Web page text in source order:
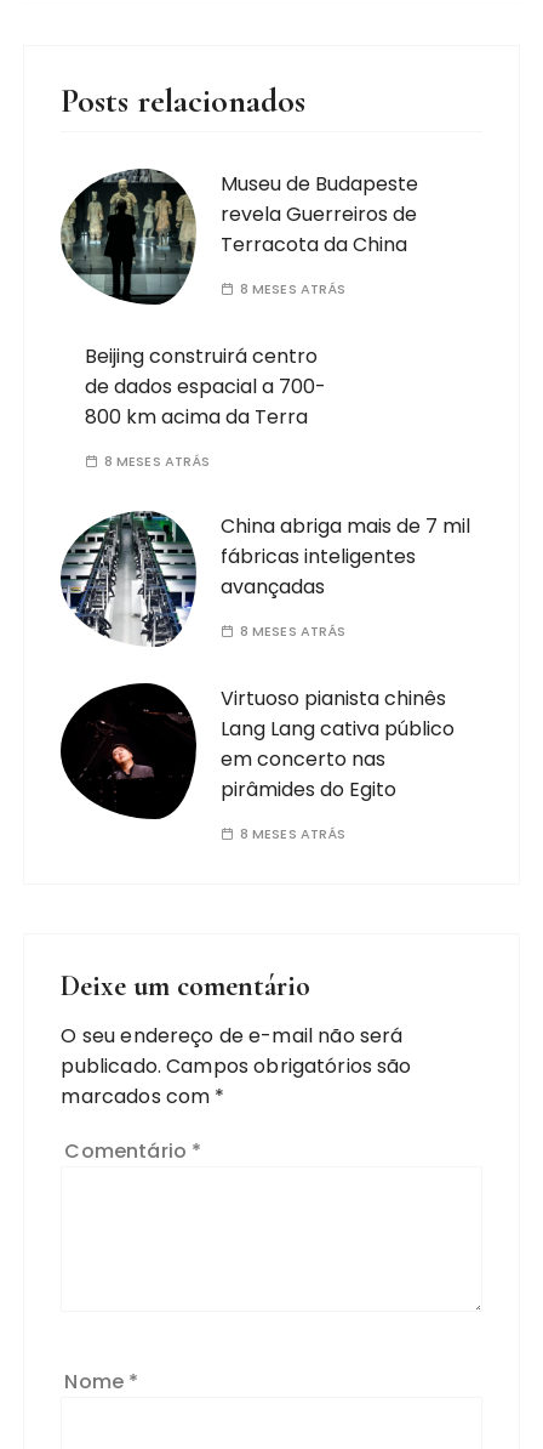
Posts relacionados
Museu de Budapeste
revela Guerreiros de
Terracota da China
8 MESES ATRÁS
Beijing construirá centro
de dados espacial a 700-
800 km acima da Terra
8 MESES ATRÁS
China abriga mais de 7 mil
fábricas inteligentes
avançadas
8 MESES ATRÁS
Virtuoso pianista chinês
Lang Lang cativa público
em concerto nas
pirâmides do Egito
8 MESES ATRÁS
Deixe um comentário
O seu endereço de e-mail não será
publicado. Campos obrigatórios são
marcados com *
Comentário *
Nome *